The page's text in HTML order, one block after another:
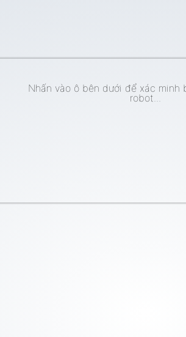
Nhấn vào ô bên dưới để xác minh
robot...